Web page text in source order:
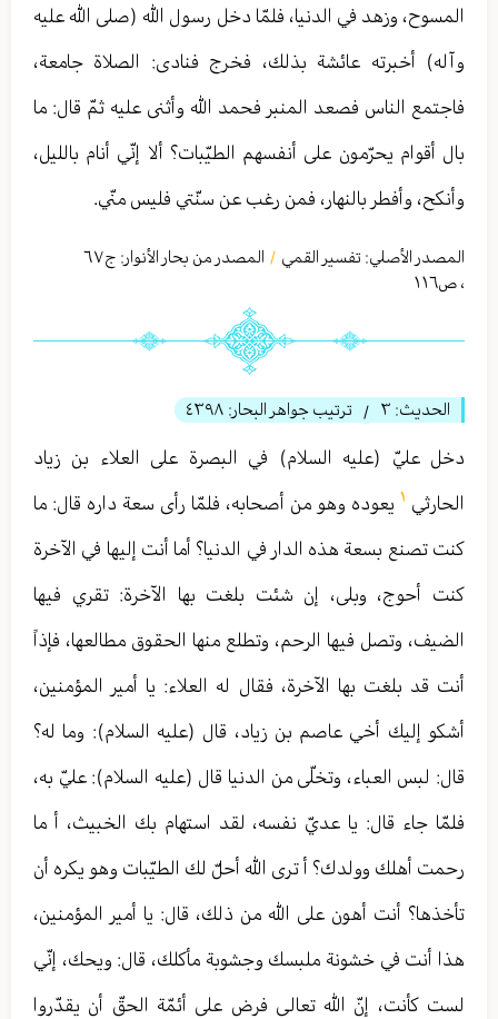
المسوح، وزهد في الدنيا، فلمّا دخل رسول الله (صلى الله عليه
وآله) أخبرته عائشة بذلك، فخرج فنادى: الصلاة جامعة،
فاجتمع الناس فصعد المنبر فحمد الله وأثنى عليه ثمّ قال: ما
بال أقوام يحرّمون على أنفسهم الطيّبات؟ ألا إنّي أنام بالليل،
وأنكح، وأفطر بالنهار، فمن رغب عن سنّتي فليس منّي.
المصدر الأصلي: تفسير القمي / المصدر من بحار الأنوار: ج٦٧
، ص١١٦
الحديث: ٣ / ترتيب جواهر البحار: ٤٣٩٨
دخل عليّ (عليه السلام) في البصرة على العلاء بن زياد
الحارثي
يعوده وهو من أصحابه، فلمّا رأى سعة داره قال: ما
كنت تصنع بسعة هذه الدار في الدنيا؟ أما أنت إليها في الآخرة
كنت أحوج، وبلى، إن شئت بلغت بها الآخرة: تقري فيها
الضيف، وتصل فيها الرحم، وتطلع منها الحقوق مطالعها، فإذاً
أنت قد بلغت بها الآخرة، فقال له العلاء: يا أمير المؤمنين،
أشكو إليك أخي عاصم بن زياد، قال (عليه السلام): وما له؟
قال: لبس العباء، وتخلّى من الدنيا قال (عليه السلام): عليّ به،
فلمّا جاء قال: يا عديّ نفسه، لقد استهام بك الخبيث، أ ما
رحمت أهلك وولدك؟ أ ترى الله أحلّ لك الطيّبات وهو يكره أن
تأخذها؟ أنت أهون على الله من ذلك، قال: يا أمير المؤمنين،
هذا أنت في خشونة ملبسك وجشوبة مأكلك، قال: ويحك، إنّي
لست كأنت، إنّ الله تعالی فرض على أئمّة الحقّ أن يقدّروا